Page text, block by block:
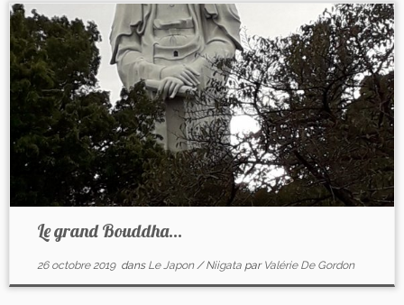
Le grand Bouddha…
26 octobre 2019dans Le Japon/Niigata par Valérie De Gordon